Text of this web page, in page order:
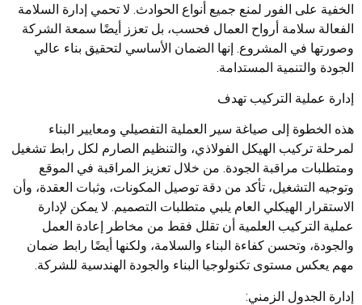
الخفية على الفور لمنع جميع أنواع الحوادث. لا تحمي إدارة السلامة
الفعالة سلامة أرواح العمال فحسب، بل تعزز أيضًا سمعة الشركة
وصورتها في المشروع. إنها الضمان الأساسي لتحقيق بناء عالي
الجودة والتنمية المستدامة.
إدارة عملية التركيب تهدف
هذه الخطوة إلى صياغة سير العملية التفصيلي ومعايير البناء
لمرحلة تركيب الهيكل الفولاذي، والتنظيم الصارم لكل رابط تشغيل
ومتطلبات مراقبة الجودة. من خلال تعزيز المراقبة في الموقع
وتوجيه التشغيل، تأكد من دقة توصيل المكونات، وثبات العقدة، وأن
الاستقرار الهيكلي العام يلبي متطلبات التصميم. لا يمكن لإدارة
عملية التركيب العلمية أن تقلل فقط من مخاطر إعادة العمل
والجودة، وتحسن كفاءة البناء والسلامة، ولكنها أيضًا رابط ضمان
مهم يعكس مستوى تكنولوجيا البناء والجودة الهندسية للشركة.
إدارة الجدول الزمني: